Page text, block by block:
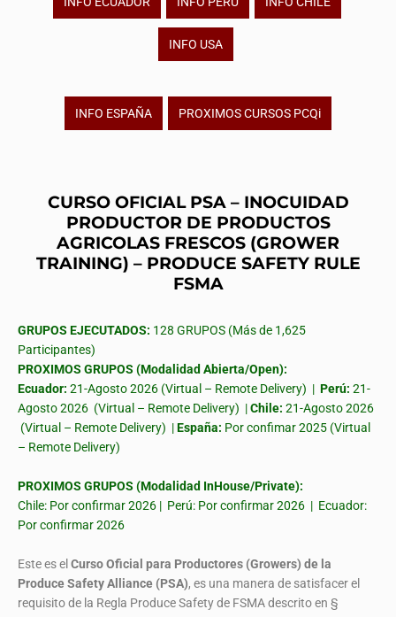
INFO USA
INFO ESPAÑA PROXIMOS CURSOS PCQi
CURSO OFICIAL PSA – INOCUIDAD
PRODUCTOR DE PRODUCTOS
AGRICOLAS FRESCOS (GROWER
TRAINING) – PRODUCE SAFETY RULE
FSMA
GRUPOS EJECUTADOS: 128 GRUPOS (Más de 1,625
Participantes)
PROXIMOS GRUPOS (Modalidad Abierta/Open):
Ecuador: 21-Agosto 2026 (Virtual – Remote Delivery) | Perú: 21-
Agosto 2026 (Virtual – Remote Delivery) |Chile: 21-Agosto 2026
(Virtual – Remote Delivery) |España: Por confimar 2025 (Virtual
– Remote Delivery)
PROXIMOS GRUPOS (Modalidad InHouse/Private):
Chile: Por confirmar 2026 | Perú: Por confirmar 2026 | Ecuador:
Por confirmar 2026
Este es el Curso Oficial para Productores (Growers) de la
Produce Safety Alliance (PSA), es una manera de satisfacer el
requisito de la Regla Produce Safety de FSMA descrito en §